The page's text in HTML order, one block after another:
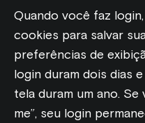
Quando você faz
cookies para salvar
preferências de
login duram dois dias
tela duram um ano.
me”, seu login